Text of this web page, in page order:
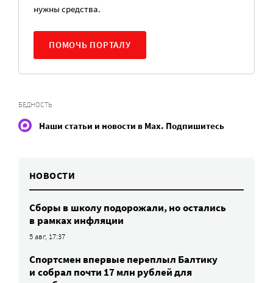
нужны средства.
ПОМОЧЬ ПОРТАЛУ
БЕДНОСТЬ
Наши статьи и новости в Max. Подпишитесь
НОВОСТИ
Сборы в школу подорожали, но остались
в рамках инфляции
5 авг, 17:37
Спортсмен впервые переплыл Балтику
и собрал почти 17 млн рублей для